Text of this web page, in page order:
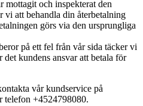
mottagit och inspekterat den
vi att behandla din återbetalning
görs via den ursprungliga
på ett fel från vår sida täcker vi
kundens ansvar att betala för
vår kundservice på
telefon +4524798080.